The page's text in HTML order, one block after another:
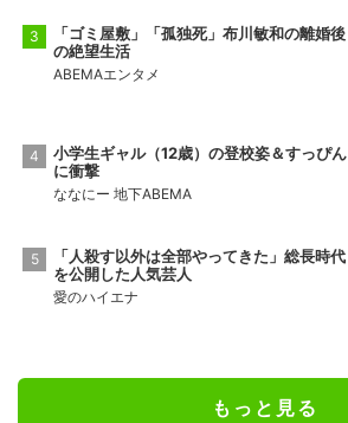
「ゴミ屋敷」「孤独死」布川敏和の離婚後
の絶望生活
ABEMAエンタメ
小学生ギャル（12歳）の登校姿＆すっぴん
に衝撃
ななにー 地下ABEMA
「人殺す以外は全部やってきた」総長時代
を公開した人気芸人
愛のハイエナ
もっと見る